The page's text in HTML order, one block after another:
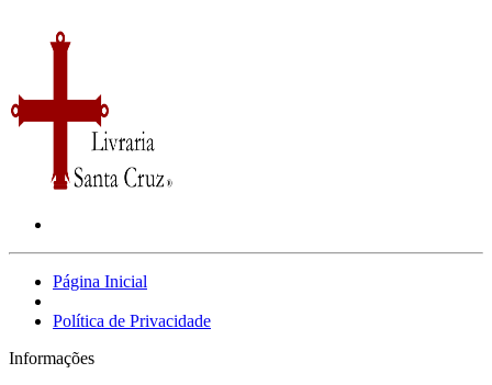
Página Inicial
Política de Privacidade
Informações